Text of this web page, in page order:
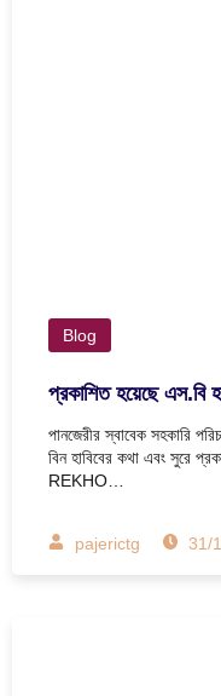
Blog
প্রকাশিত হয়েছে এস.বি
পানজেরীর স্বাবেক সহকারি
বিন হাবিবের কথা এবং সুরে
REKHO…
pajerictg 31/